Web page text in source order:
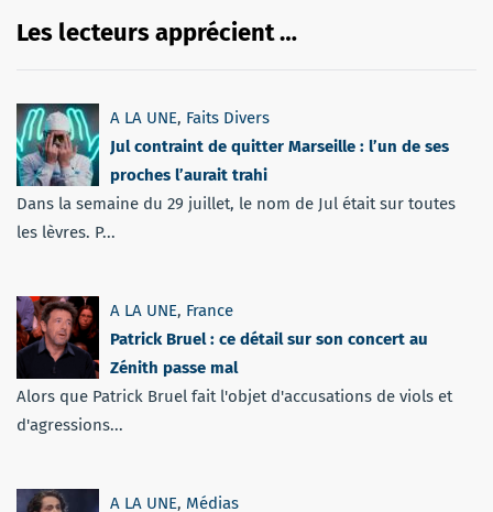
Les lecteurs apprécient …
A LA UNE, Faits Divers
Jul contraint de quitter Marseille : l’un de ses
proches l’aurait trahi
Dans la semaine du 29 juillet, le nom de Jul était sur toutes
les lèvres. P...
A LA UNE, France
Patrick Bruel : ce détail sur son concert au
Zénith passe mal
Alors que Patrick Bruel fait l'objet d'accusations de viols et
d'agressions...
A LA UNE, Médias